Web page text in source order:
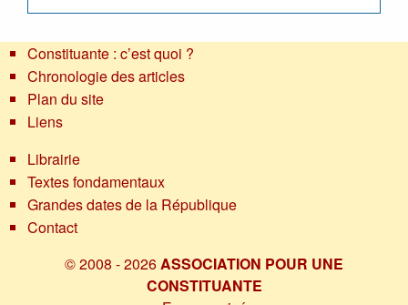
Constituante : c’est quoi ?
Chronologie des articles
Plan du site
Liens
Librairie
Textes fondamentaux
Grandes dates de la République
Contact
© 2008 - 2026 ASSOCIATION POUR UNE
CONSTITUANTE